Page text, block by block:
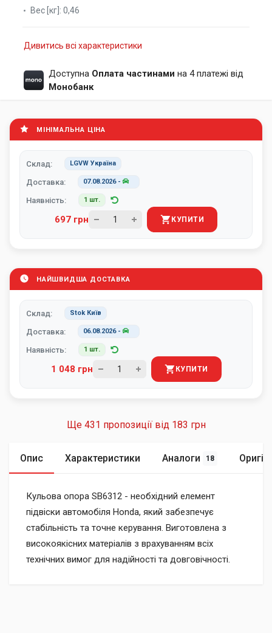
Вес [кг]: 0,46
Дивитись всі характеристики
Доступна Оплата частинами на 4 платежі від
Монобанк
МІНІМАЛЬНА ЦІНА
Склад: LGVW Україна
Доставка: 07.08.2026-
Наявність: 1 шт.
697 грн КУПИТИ
НАЙШВИДША ДОСТАВКА
Склад: Stok Київ
Доставка: 06.08.2026-
Наявність: 1 шт.
1 048 грн КУПИТИ
Ще 431 пропозиції від 183 грн
Опис Характеристики Аналоги 18
Кульова опора SB6312 - необхідний елемент
підвіски автомобіля Honda, який забезпечує
стабільність та точне керування. Виготовлена з
високоякісних матеріалів з врахуванням всіх
технічних вимог для надійності та довговічності.